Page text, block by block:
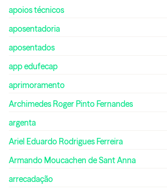
apoios técnicos
aposentadoria
aposentados
app edufecap
aprimoramento
Archimedes Roger Pinto Fernandes
argenta
Ariel Eduardo Rodrigues Ferreira
Armando Moucachen de Sant Anna
arrecadação